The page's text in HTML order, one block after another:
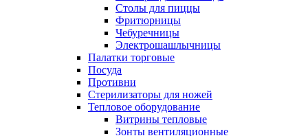
Столы для пиццы
Фритюрницы
Чебуречницы
Электрошашлычницы
Палатки торговые
Посуда
Противни
Стерилизаторы для ножей
Тепловое оборудование
Витрины тепловые
Зонты вентиляционные